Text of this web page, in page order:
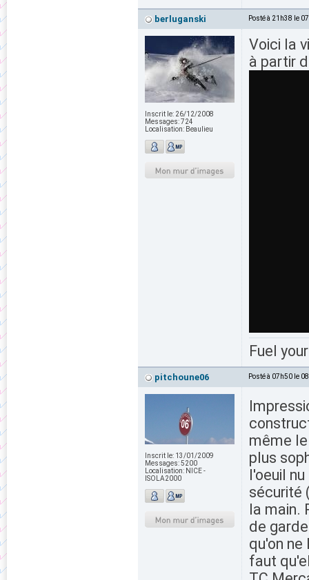
berluganski Posté à 21h38 le
Inscrit le: 26/12/2008
Messages:724
Localisation: Beaulieu
Voici la
à partir
Fuel
pitchoune06 Posté à 07h50 le
Inscrit le: 13/01/2009
Messages:5200
Localisation: NICE -
ISOLA2000
même
plus
l'oeuil
sécurité
la main.
de
qu'on
faut